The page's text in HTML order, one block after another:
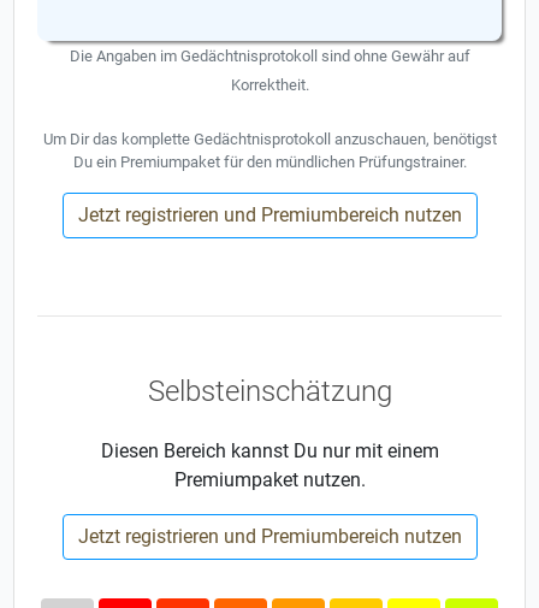
Die Angaben im Gedächtnisprotokoll sind ohne Gewähr auf
Korrektheit.
Um Dir das komplette Gedächtnisprotokoll anzuschauen, benötigst
Du ein Premiumpaket für den mündlichen Prüfungstrainer.
Jetzt registrieren und Premiumbereich nutzen
Selbsteinschätzung
Diesen Bereich kannst Du nur mit einem
Premiumpaket nutzen.
Jetzt registrieren und Premiumbereich nutzen